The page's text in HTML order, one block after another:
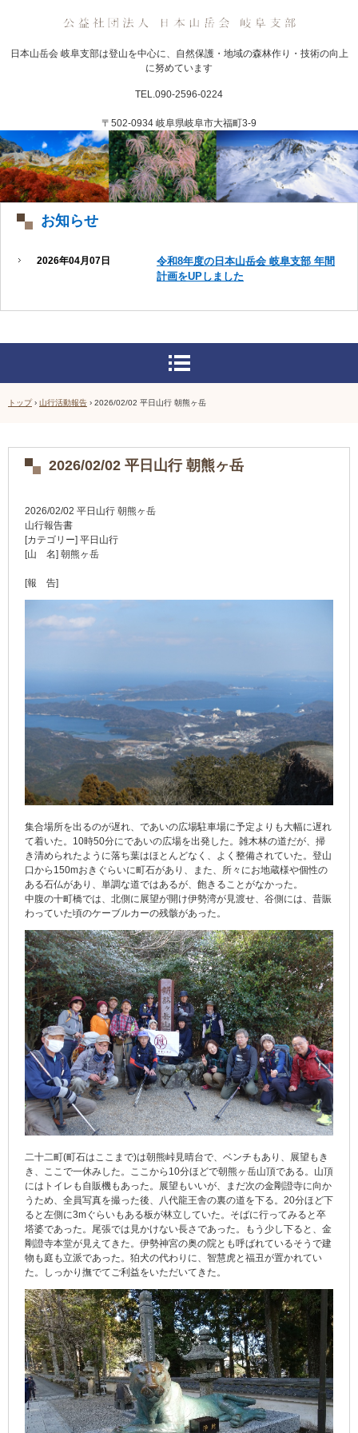
日本山岳会 岐阜支部は登山を中心に、自然保護・地域の森林作り・技術の向上
に努めています
TEL.090-2596-0224
〒502-0934 岐阜県岐阜市大福町3-9
お知らせ
2026年04月07日
令和8年度の日本山岳会 岐阜支部 年間
計画をUPしました
トップ › 山行活動報告 › 2026/02/02 平日山行 朝熊ヶ岳
2026/02/02 平日山行 朝熊ヶ岳
2026/02/02 平日山行 朝熊ヶ岳
山行報告書
[カテゴリー] 平日山行
[山 名] 朝熊ヶ岳
[報 告]
集合場所を出るのが遅れ、であいの広場駐車場に予定よりも大幅に遅れ
て着いた。10時50分にであいの広場を出発した。雑木林の道だが、掃
き清められたように落ち葉はほとんどなく、よく整備されていた。登山
口から150mおきぐらいに町石があり、また、所々にお地蔵様や個性の
ある石仏があり、単調な道ではあるが、飽きることがなかった。
中腹の十町橋では、北側に展望が開け伊勢湾が見渡せ、谷側には、昔賑
わっていた頃のケーブルカーの残骸があった。
二十二町(町石はここまで)は朝熊峠見晴台で、ベンチもあり、展望もき
き、ここで一休みした。ここから10分ほどで朝熊ヶ岳山頂である。山頂
にはトイレも自販機もあった。展望もいいが、まだ次の金剛證寺に向か
うため、全員写真を撮った後、八代龍王舎の裏の道を下る。20分ほど下
ると左側に3mぐらいもある板が林立していた。そばに行ってみると卒
塔婆であった。尾張では見かけない長さであった。もう少し下ると、金
剛證寺本堂が見えてきた。伊勢神宮の奥の院とも呼ばれているそうで建
物も庭も立派であった。狛犬の代わりに、智慧虎と福丑が置かれてい
た。しっかり撫でてご利益をいただいてきた。